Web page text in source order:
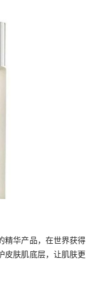
精华产品，在世界获得
皮肤肌底层，让肌肤更